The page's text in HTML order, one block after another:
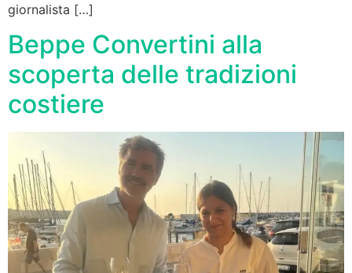
giornalista […]
Beppe Convertini alla
scoperta delle tradizioni
costiere